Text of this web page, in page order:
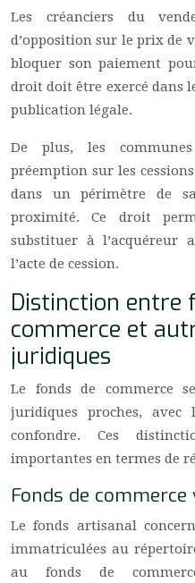
Les créanciers du
d’opposition sur le prix de
bloquer son paiement
droit doit être exercé dans
publication légale.
De plus, les
préemption sur les
dans un périmètre de
proximité. Ce droit
substituer à l’acquéreur
l’acte de cession.
Distinction entre
commerce et
juridiques
Le fonds de commerce
juridiques proches,
confondre. Ces
importantes en termes de
Fonds de
Le fonds artisanal
immatriculées au
au fonds de